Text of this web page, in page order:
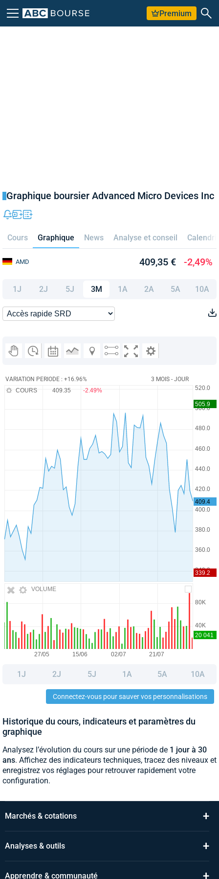
Premium
Graphique boursier Advanced Micro Devices Inc
Cours Graphique News Analyse et conseil
AMD 409,35 € -2,49%
1J 2J 5J 3M 1A 2A 5A 10A
VARIATION PERIODE : +16.96% 3 MOIS - JOUR
VOLUME
COURS 409.35 -2.49%
1J 2J 5J 1A 5A 10A
Connectez-vous pour sauver vos personnalisations
Historique du cours, indicateurs et paramètres du
graphique
Analysez l’évolution du cours sur une période de 1 jour à 30
ans. Affichez des indicateurs techniques, tracez des niveaux et
enregistrez vos réglages pour retrouver rapidement votre
configuration.
Marchés & cotations +
Analyses & outils +
Apprendre & communauté +